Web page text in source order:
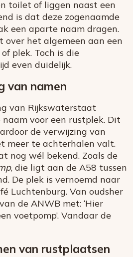
toilet of liggen naast een
is dat deze zogenaamde
een aparte naam dragen.
over het algemeen aan een
plek. Toch is die
even duidelijk.
van namen
van Rijkswaterstaat
voor een rustplek. Dit
de verwijzing van
meer te achterhalen valt.
nog wél bekend. Zoals de
, die ligt aan de A58 tussen
De plek is vernoemd naar
Luchtenburg. Van oudsher
de ANWB met: ‘Hier
voetpomp’. Vandaar de
van rustplaatsen